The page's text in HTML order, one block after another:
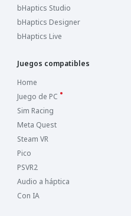
bHaptics Studio
bHaptics Designer
bHaptics Live
Juegos compatibles
Home
Juego de PC
Sim Racing
Meta Quest
Steam VR
Pico
PSVR2
Audio a háptica
Con IA